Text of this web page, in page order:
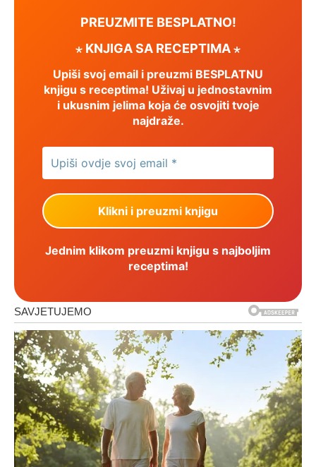
PREUZMITE BESPLATNO!
⋆ KNJIGA SA RECEPTIMA ⋆
Upiši svoj email i preuzmi BESPLATNU
knjigu s receptima! Uživaj u jednostavnim
i ukusnim jelima koja će osvojiti tvoje
najdraže.
Jednim klikom preuzmi knjigu s najboljim
receptima!